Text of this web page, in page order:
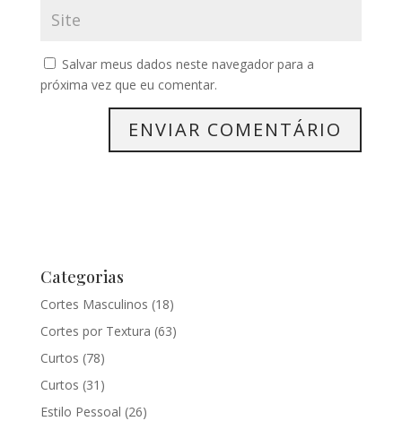
Salvar meus dados neste navegador para a
próxima vez que eu comentar.
Categorias
Cortes Masculinos (18)
Cortes por Textura (63)
Curtos (78)
Curtos (31)
Estilo Pessoal (26)